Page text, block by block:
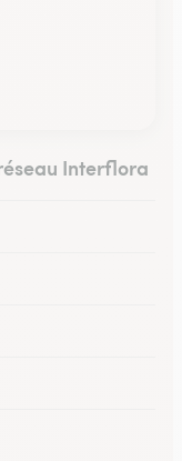
Interflora